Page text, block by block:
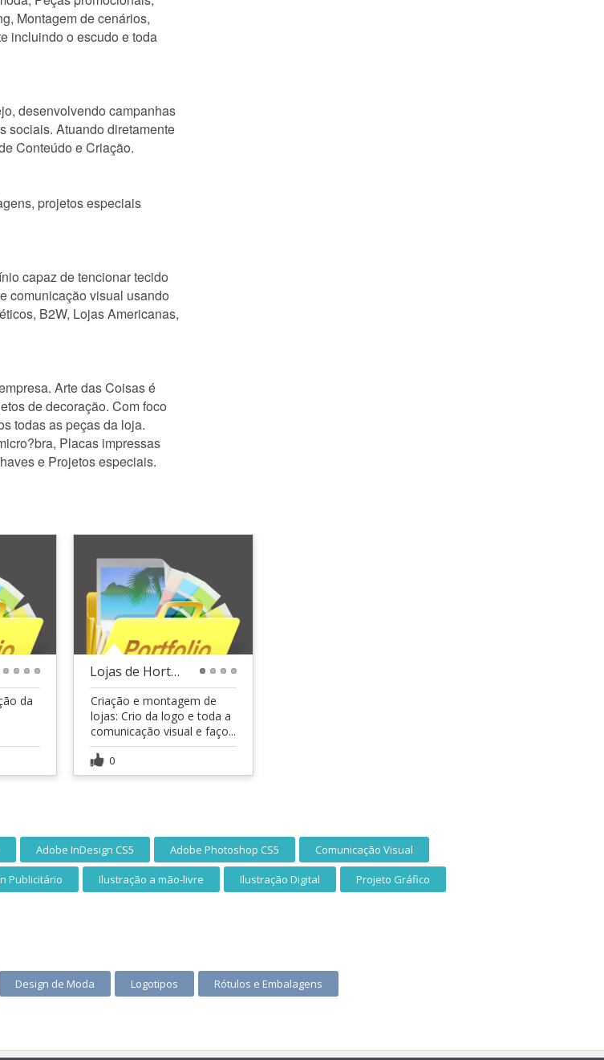
Montagem de cenários,
incluindo o escudo e toda
desenvolvendo campanhas
sociais. Atuando diretamente
Conteúdo e Criação.
projetos especiais
capaz de tencionar tecido
comunicação visual usando
B2W, Lojas Americanas,
Arte das Coisas é
de decoração. Com foco
todas as peças da loja.
Placas impressas
e Projetos especiais.
da
Lojas de Hortifruti
Criação e montagem de
lojas: Crio da logo e toda a
comunicação visual e faço...
0
Adobe InDesign CS5 Adobe Photoshop CS5 Comunicação Visual
Publicitário Ilustração a mão-livre Ilustração Digital Projeto Gráfico
Design de Moda Logotipos Rótulos e Embalagens